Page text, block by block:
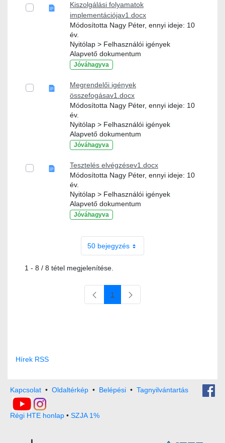
Kiszolgálási folyamatok
implementációjav1.docx
Módosította Nagy Péter, ennyi ideje: 10
év.
Nyitólap > Felhasználói igények
Alapvető dokumentum
Jóváhagyva
Megrendelői igények
összefogásav1.docx
Módosította Nagy Péter, ennyi ideje: 10
év.
Nyitólap > Felhasználói igények
Alapvető dokumentum
Jóváhagyva
Tesztelés elvégzésev1.docx
Módosította Nagy Péter, ennyi ideje: 10
év.
Nyitólap > Felhasználói igények
Alapvető dokumentum
Jóváhagyva
50 bejegyzés
1 - 8 / 8 tétel megjelenítése.
Oldal
1
Hírek RSS
Kapcsolat • Oldaltérkép • Belépési • Tagnyilvántartás
Régi HTE honlap • SZJA 1%